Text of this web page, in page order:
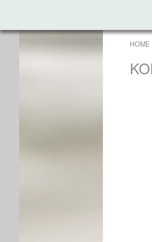
HOME